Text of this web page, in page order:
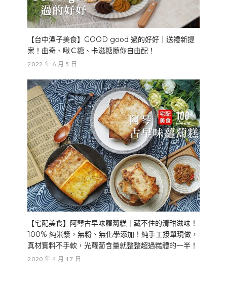
【台中潭子美食】GOOD good 過的好好｜送禮新提
案！曲奇、啾Ｃ糖、卡滋糖隨你自由配！
2022 年 6 月 5 日
【宅配美食】阿琴古早味蘿蔔糕｜藏不住的清甜滋味！
100% 純米漿，無粉、無化學添加！純手工接單現做，
真材實料不手軟，光蘿蔔含量就整整超過糕體的一半！
2020 年 4 月 17 日